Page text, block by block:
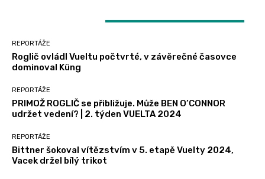
REPORTÁŽE
Roglič ovládl Vueltu počtvrté, v závěrečné časovce
dominoval Küng
REPORTÁŽE
PRIMOŽ ROGLIČ se přibližuje. Může BEN O’CONNOR
udržet vedení? | 2. týden VUELTA 2024
REPORTÁŽE
Bittner šokoval vítězstvím v 5. etapě Vuelty 2024,
Vacek držel bílý trikot